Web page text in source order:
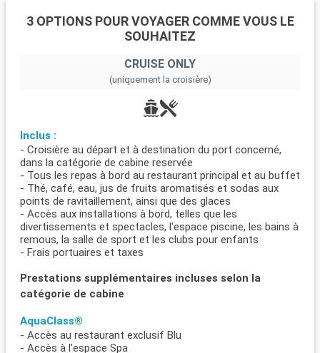
3 OPTIONS POUR VOYAGER COMME VOUS LE
SOUHAITEZ
CRUISE ONLY
(uniquement la croisière)
Inclus :
- Croisière au départ et à destination du port concerné,
dans la catégorie de cabine reservée
- Tous les repas à bord au restaurant principal et au buffet
- Thé, café, eau, jus de fruits aromatisés et sodas aux
points de ravitaillement, ainsi que des glaces
- Accès aux installations à bord, telles que les
divertissements et spectacles, l'espace piscine, les bains à
remous, la salle de sport et les clubs pour enfants
- Frais portuaires et taxes
Prestations supplémentaires incluses selon la
catégorie de cabine
AquaClass®
- Accès au restaurant exclusif Blu
- Accès à l'espace Spa